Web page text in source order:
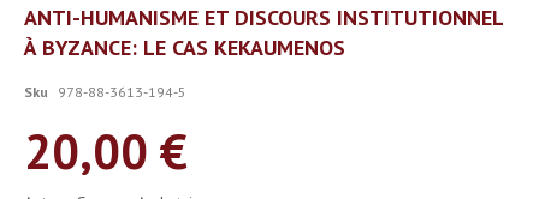
Vai
all'inizio
della
di
ANTI-HUMANISME ET DISCOURS INSTITUTIONNEL
À BYZANCE: LE CAS KEKAUMENOS
Sku 978-88-3613-194-5
20,00 €